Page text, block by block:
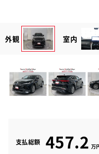
外観 室内
支払総額 457.2